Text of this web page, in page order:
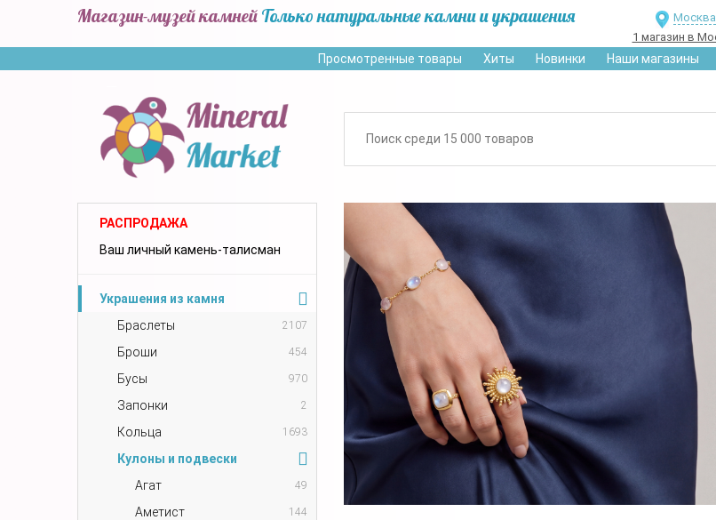
Магазин-музей камней Только натуральные камни и украшения
Москва
1 магазин в
Просмотренные товары Хиты Новинки Наши магазины
РАСПРОДАЖА
Ваш личный камень-талисман
Украшения из камня
Браслеты
2107
Броши 454
Бусы 970
Запонки 2
Кольца 1693
Кулоны и подвески
Агат
49
Аметист 144